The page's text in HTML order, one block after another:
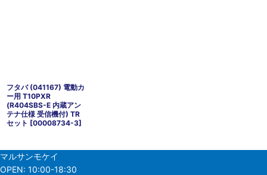
フタバ (041167) 電動カ
ー用 T10PXR
(R404SBS-E 内蔵アン
テナ仕様 受信機付) TR
セット [00008734-3]
マルサンモケイ
OPEN: 10:00-18:30